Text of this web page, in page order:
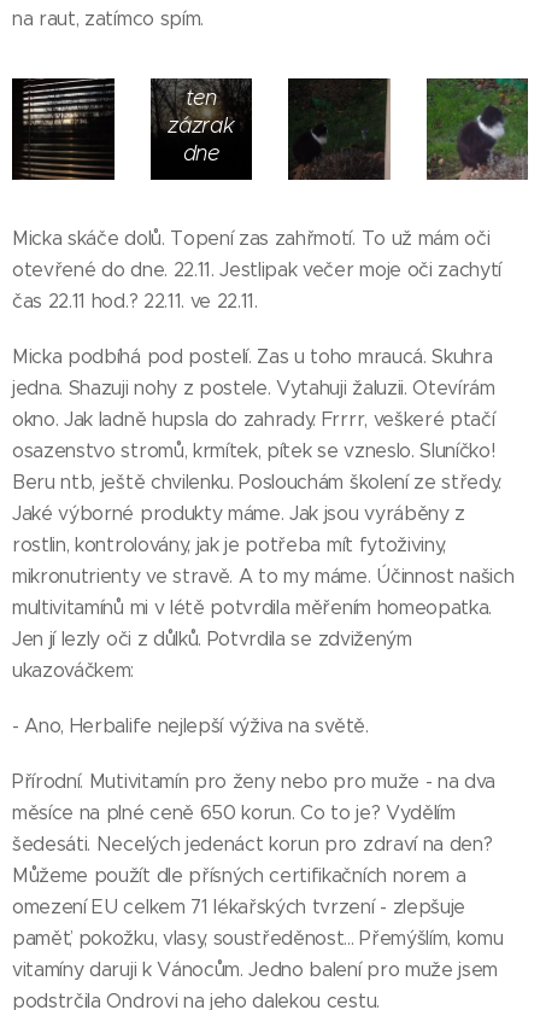
na raut, zatímco spím.
Nebýt
ten
zázrak
dne
Micka skáče dolů. Topení zas zahřmotí. To už mám oči
otevřené do dne. 22.11. Jestlipak večer moje oči zachytí
čas 22.11 hod.? 22.11. ve 22.11.
Micka podbíhá pod postelí. Zas u toho mraucá. Skuhra
jedna. Shazuji nohy z postele. Vytahuji žaluzii. Otevírám
okno. Jak ladně hupsla do zahrady. Frrrr, veškeré ptačí
osazenstvo stromů, krmítek, pítek se vzneslo. Sluníčko!
Beru ntb, ještě chvilenku. Poslouchám školení ze středy.
Jaké výborné produkty máme. Jak jsou vyráběny z
rostlin, kontrolovány, jak je potřeba mít fytoživiny,
mikronutrienty ve stravě. A to my máme. Účinnost našich
multivitamínů mi v létě potvrdila měřením homeopatka.
Jen jí lezly oči z důlků. Potvrdila se zdviženým
ukazováčkem:
- Ano, Herbalife nejlepší výživa na světě.
Přírodní. Mutivitamín pro ženy nebo pro muže - na dva
měsíce na plné ceně 650 korun. Co to je? Vydělím
šedesáti. Necelých jedenáct korun pro zdraví na den?
Můžeme použít dle přísných certifikačních norem a
omezení EU celkem 71 lékařských tvrzení - zlepšuje
paměť, pokožku, vlasy, soustředěnost... Přemýšlím, komu
vitamíny daruji k Vánocům. Jedno balení pro muže jsem
podstrčila Ondrovi na jeho dalekou cestu.